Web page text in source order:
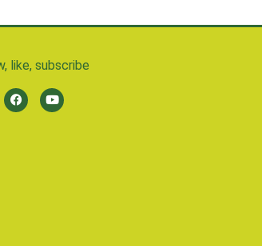
like, subscribe